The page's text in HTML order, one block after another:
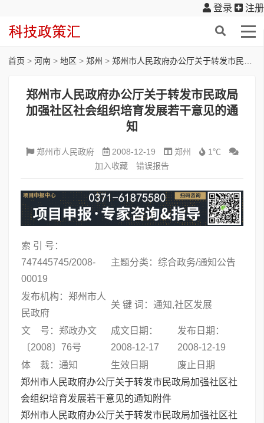
登录 注册
首页 > 河南 > 地区 > 郑州 > 郑州市人民政府办公厅关于转发市民政局加强社区社会组织培育发展若干意见的通知
郑州市人民政府办公厅关于转发市民政局
加强社区社会组织培育发展若干意见的通
知
郑州市人民政府 2008-12-19 郑州
1℃
加入收藏
错误报告
索 引 号：
747445745/2008-
00019
主题分类：综合政务/通知公告
发布机构：郑州市人
民政府
关 键 词：通知,社区发展
文 号：郑政办文
〔2008〕76号
成文日期：
2008-12-17
发布日期：
2008-12-19
体 裁：通知
生效日期
废止日期
郑州市人民政府办公厅关于转发市民政局加强社区社
会组织培育发展若干意见的通知附件
郑州市人民政府办公厅关于转发市民政局加强社区社